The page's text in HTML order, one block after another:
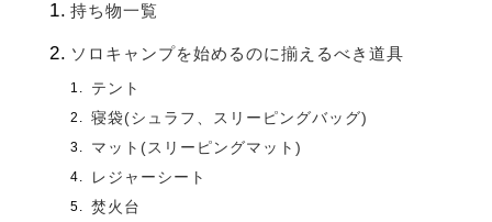
持ち物一覧
ソロキャンプを始めるのに揃えるべき道具
テント
寝袋(シュラフ、スリーピングバッグ)
マット(スリーピングマット)
レジャーシート
焚火台